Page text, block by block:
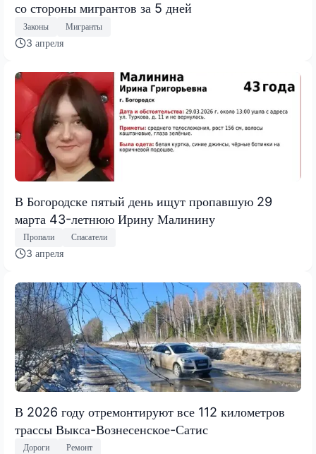
со стороны мигрантов за 5 дней
Законы Мигранты
3 апреля
В Богородске пятый день ищут пропавшую 29
марта 43-летнюю Ирину Малинину
Пропали Спасатели
3 апреля
В 2026 году отремонтируют все 112 километров
трассы Выкса-Вознесенское-Сатис
Дороги Ремонт